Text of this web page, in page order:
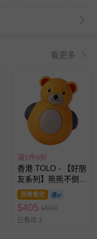
看更多
滿1件9折
香港 TOLO - 【好朋
友系列】熊熊不倒翁
啟蒙開發玩具
即將售完
$405 $500
已售出 2